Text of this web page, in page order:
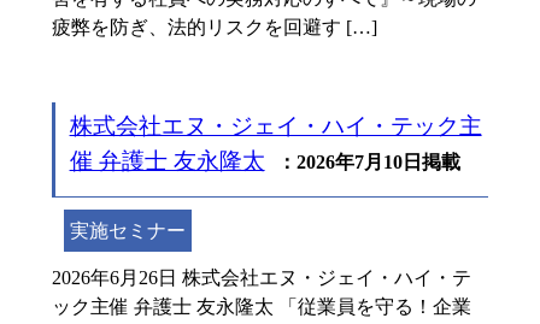
疲弊を防ぎ、法的リスクを回避す […]
株式会社エヌ・ジェイ・ハイ・テック主
催 弁護士 友永隆太
：2026年7月10日掲載
実施セミナー
2026年6月26日 株式会社エヌ・ジェイ・ハイ・テ
ック主催 弁護士 友永隆太 「従業員を守る！企業